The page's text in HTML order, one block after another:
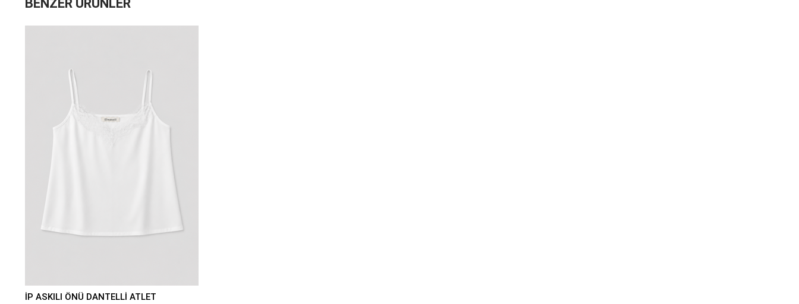
BENZER ÜRÜNLER
İP ASKILI ÖNÜ DANTELLİ ATLET